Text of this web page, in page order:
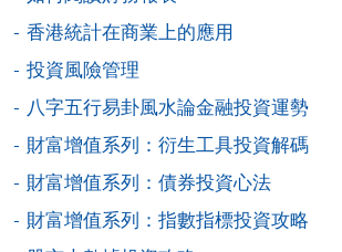
VISA 或 Mastercard、「微信支付」
Pay) 、「支付寶」(Online Alipay) 或 「
繳付學費。
親身報名/郵遞
報讀新課程
香港統計在商業上的應用
投資風險管理
八字五行易卦風水論金融投資運勢
財富增值系列：衍生工具投資解碼
財富增值系列：債券投資心法
財富增值系列：指數指標投資攻略